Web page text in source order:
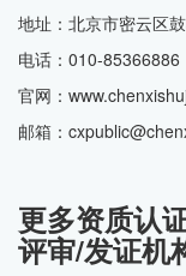
地址：北京市密云区
电话：010-85366886
官网：
邮箱：
更多资质认
评审/发证机